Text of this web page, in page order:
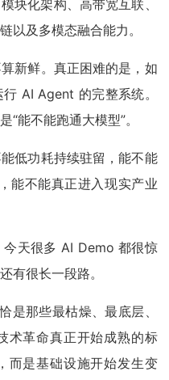
块化架构、高带宽互联、
以及多模态融合能力。
新鲜。真正困难的是，如
AI Agent 的完整系统。
“能不能跑通大模型”。
低功耗持续驻留，能不能
能不能真正进入现实产业
天很多 AI Demo 都很惊
有很长一段路。
是那些最枯燥、最底层、
术革命真正开始成熟的标
而是基础设施开始发生变